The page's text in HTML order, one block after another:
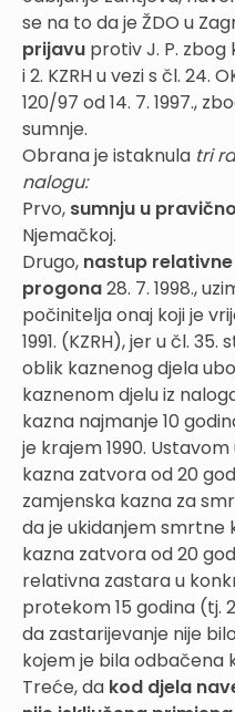
se na to da je ŽDO u
prijavu protiv J. P. zbog
i 2. KZRH u vezi s čl. 24.
120/97 od 14. 7. 1997.,
sumnje.
Obrana je istaknula tri
nalogu:
Prvo, sumnju u
Njemačkoj.
Drugo, nastup
progona28. 7. 1998.,
počinitelja onaj koji je
1991. (KZRH), jer u čl.
oblik kaznenog djela
kaznenom djelu iz
kazna najmanje 10
je krajem 1990.
kazna zatvora od 20
zamjenska kazna za
da je ukidanjem smrtne
kazna zatvora od 20
relativna zastara u
protekom 15 godina (tj.
da zastarijevanje nije
kojem je bila odbačena
Treće, da kod djela